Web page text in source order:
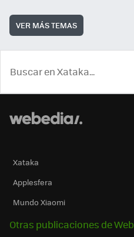
VER MÁS TEMAS
Xataka
Applesfera
Mundo Xiaomi
Otras publicaciones de